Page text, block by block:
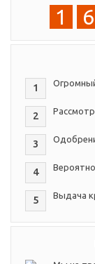
1 6
1
2
3
4
5 Выдача